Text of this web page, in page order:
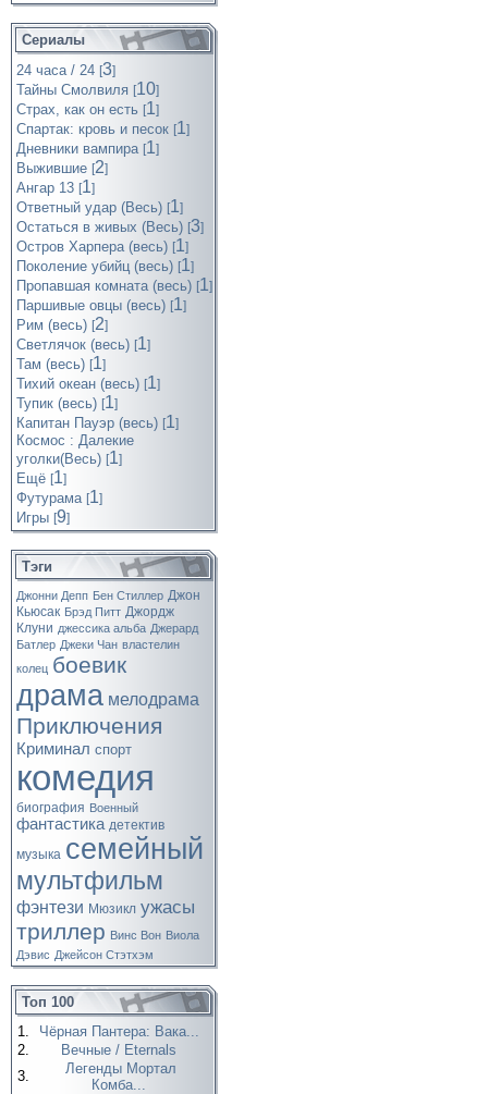
Сериалы
24 часа / 24 [3]
Тайны Смолвиля [10]
Страх, как он есть [1]
Спартак: кровь и песок [1]
Дневники вампира [1]
Выжившие [2]
Ангар 13 [1]
Ответный удар (Весь) [1]
Остаться в живых (Весь) [3]
Остров Харпера (весь) [1]
Поколение убийц (весь) [1]
Пропавшая комната (весь) [1]
Паршивые овцы (весь) [1]
Рим (весь) [2]
Светлячок (весь) [1]
Там (весь) [1]
Тихий океан (весь) [1]
Тупик (весь) [1]
Капитан Пауэр (весь) [1]
Космос : Далекие
уголки(Весь) [1]
Ещё [1]
Футурама [1]
Игры [9]
Тэги
Джонни Депп Бен Стиллер Джон
Кьюсак Брэд Питт Джордж
Клуни джессика альба Джерард
Батлер Джеки Чан властелин
колец боевик
драма мелодрама
Приключения
Криминал спорт
комедия
биография Военный
фантастика детектив
музыка семейный
мультфильм
фэнтези Мюзикл ужасы
триллер Винс Вон Виола
Дэвис Джейсон Стэтхэм
Топ 100
1.
Чёрная Пантера: Вака...
2.
Вечные / Eternals
3.
Легенды Мортал
Комба...